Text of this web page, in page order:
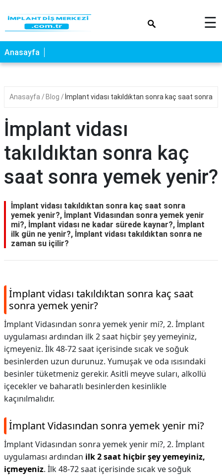
☰
Anasayfa
Anasayfa Blog İmplant vidası takıldıktan sonra kaç saat sonra
İmplant vidası
takıldıktan sonra kaç
saat sonra yemek yenir?
İmplant vidası takıldıktan sonra kaç saat sonra
yemek yenir?, İmplant Vidasından sonra yemek yenir
mi?, İmplant vidası ne kadar sürede kaynar?, İmplant
ilk gün ne yenir?, İmplant vidası takıldıktan sonra ne
zaman su içilir?
İmplant vidası takıldıktan sonra kaç saat
sonra yemek yenir?
İmplant Vidasından sonra yemek yenir mi?, 2. İmplant
uygulaması ardından ilk 2 saat hiçbir şey yemeyiniz,
içmeyeniz. İlk 48-72 saat içerisinde sıcak ve soğuk
besinlerden uzun durunuz. Yumuşak ve oda ısısındaki
besinler tüketmeniz gerekir. Asitli meyve suları, alkollü
içecekler ve baharatlı besinlerden kesinlikle
kaçınılmalıdır.
İmplant Vidasından sonra yemek yenir mi?
İmplant Vidasından sonra yemek yenir mi?, 2. İmplant
uygulaması ardından ilk 2 saat hiçbir şey yemeyiniz,
içmeyeniz. İlk 48-72 saat içerisinde sıcak ve soğuk